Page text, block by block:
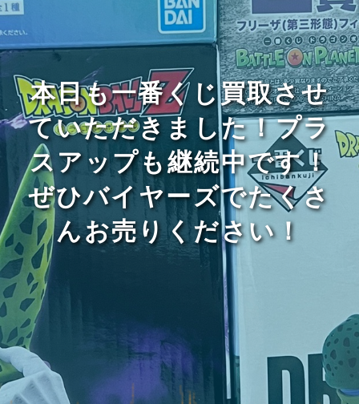
本日も一番くじ買取させ
ていただきました！プラ
スアップも継続中です！
ぜひバイヤーズでたくさ
んお売りください！